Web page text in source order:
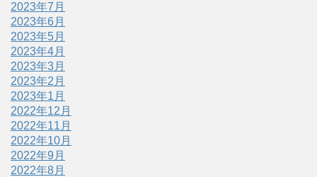
2023年7月
2023年6月
2023年5月
2023年4月
2023年3月
2023年2月
2023年1月
2022年12月
2022年11月
2022年10月
2022年9月
2022年8月